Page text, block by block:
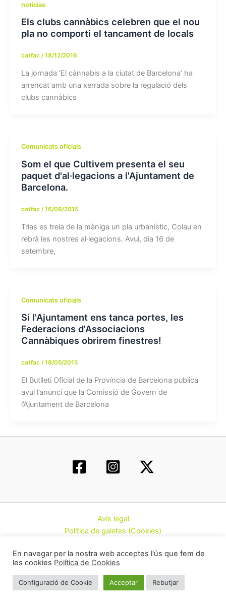
noticias
Els clubs cannàbics celebren que el nou
pla no comporti el tancament de locals
catfac /18/12/2016
La jornada ‘El cànnabis a la ciutat de Barcelona’ ha
arrencat amb una xerrada sobre la regulació dels
clubs cannàbics
Comunicats oficials
Som el que Cultivem presenta el seu
paquet d'al·legacions a l'Ajuntament de
Barcelona.
catfac /16/09/2015
Trias es treia de la màniga un pla urbanístic, Colau en
rebrà les nostres al·legacions. Avui, dia 16 de
setembre,
Comunicats oficials
Si l'Ajuntament ens tanca portes, les
Federacions d'Associacions
Cannàbiques obrirem finestres!
catfac /18/05/2015
El Butlletí Oficial de la Província de Barcelona publica
avui l’anunci que la Comissió de Govern de
l’Ajuntament de Barcelona
Avís legal
Política de galetes (Cookies)
Contacte
Cannàbiques de Catalunya (CatFAC)
En navegar per la nostra web acceptes l'ús que fem de
les cookies Política de Cookies
Configuració de Cookie Acceptar Rebutjar